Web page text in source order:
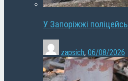
У Запоріжжі
zapsich, 06/08/2026